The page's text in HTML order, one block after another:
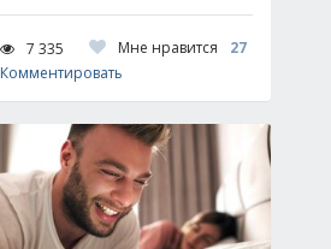
7 335 Мне нравится
27
Комментировать